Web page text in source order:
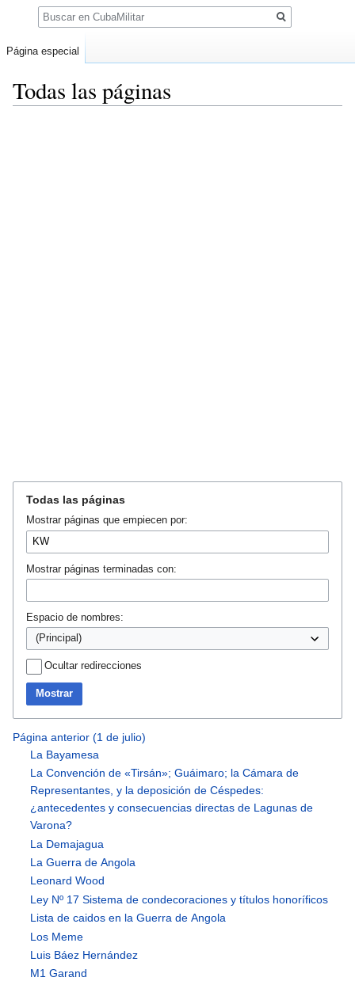
Todas las páginas
navegación
búsqueda
Todas las páginas
Mostrar páginas que empiecen por:
Mostrar páginas terminadas con:
Espacio de nombres:
Ocultar redirecciones
Mostrar
Página anterior (1 de julio)
La Bayamesa
La Convención de «Tirsán»; Guáimaro; la Cámara de
Representantes, y la deposición de Céspedes:
¿antecedentes y consecuencias directas de Lagunas de
Varona?
La Demajagua
La Guerra de Angola
Leonard Wood
Ley Nº 17 Sistema de condecoraciones y títulos honoríficos
Lista de caidos en la Guerra de Angola
Los Meme
Luis Báez Hernández
M1 Garand
Página especial
Buscar